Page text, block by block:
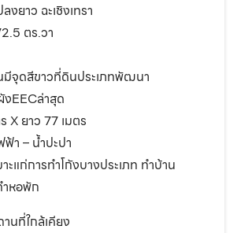
ยาว ฉะเชิงเทรา
ตร.วา
มีจุดสีขาวที่ดินประเภทพัฒนา
EECล่าสุด
X ยาว 77 เมตร
า – น้ำปะปา
แก่การทำโกังบางประเภท ทำบ้าน
ำหอพัก
นที่ใกล้เคียง